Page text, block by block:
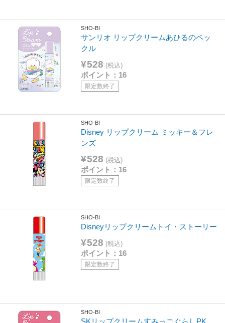
SHO-BI
サンリオ リップクリームあひるのペッ
クル
¥528 (税込)
ポイント：16
限定数終了
SHO-BI
Disney リップクリーム ミッキー＆フレ
ンズ
¥528 (税込)
ポイント：16
限定数終了
SHO-BI
Disneyリップクリームトイ・ストーリー
¥528 (税込)
ポイント：16
限定数終了
SHO-BI